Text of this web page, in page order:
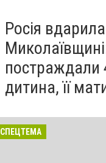
Росія
постраждали
дитина, її
СПЕЦТЕМА